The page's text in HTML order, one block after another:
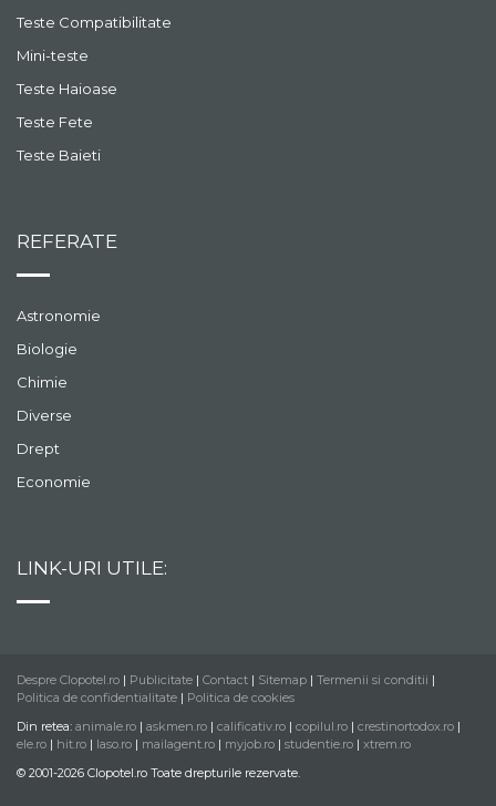
Teste Compatibilitate
Mini-teste
Teste Haioase
Teste Fete
Teste Baieti
REFERATE
Astronomie
Biologie
Chimie
Diverse
Drept
Economie
LINK-URI UTILE:
Despre Clopotel.ro | Publicitate | Contact | Sitemap | Termenii si conditii |
Politica de confidentialitate | Politica de cookies
Din retea: animale.ro | askmen.ro | calificativ.ro | copilul.ro | crestinortodox.ro |
ele.ro | hit.ro | laso.ro | mailagent.ro | myjob.ro | studentie.ro | xtrem.ro
© 2001-2026 Clopotel.ro Toate drepturile rezervate.